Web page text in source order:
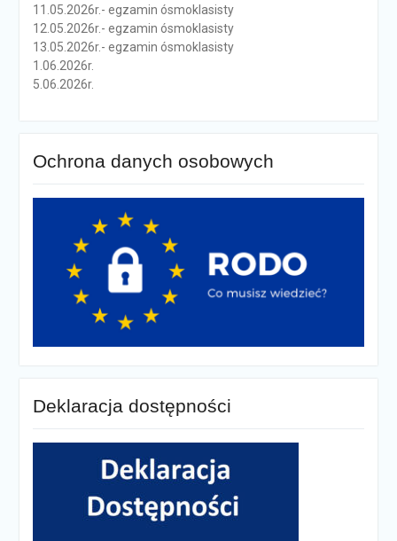
11.05.2026r.- egzamin ósmoklasisty
12.05.2026r.- egzamin ósmoklasisty
13.05.2026r.- egzamin ósmoklasisty
1.06.2026r.
5.06.2026r.
Ochrona danych osobowych
Deklaracja dostępności